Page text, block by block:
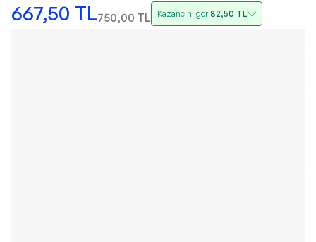
667,50 TL750,00 TL Kazancını gör82,50 TL